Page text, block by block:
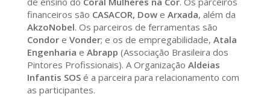
financeiros são CASACOR, Dow e Arxada, além da
AkzoNobel. Os parceiros de ferramentas são
Condore Vonder; e os de empregabilidade, Atala
Engenharia e Abrapp (Associação Brasileira dos
Pintores Profissionais). A Organização Aldeias
Infantis SOS é a parceira para relacionamento com
as participantes.